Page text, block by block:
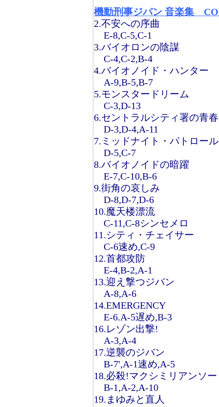
機動刑事ジバン 音楽集
2.不安への序曲
E-8,C-5,C-1
3.バイオロンの陰謀
C-4,C-2,B-4
4.バイオノイド・ハンター
A-9,B-5,B-7
5.モンスタードリーム
C-3,D-13
6.セントラルシティ署の青春
D-3,D-4,A-11
7.ミッドナイト・パトロール
D-5,C-7
8.バイオノイドの暗躍
E-7,C-10,B-6
9.街角の哀しみ
D-8,D-7,D-6
10.魔天楼漂流
C-11,C-8シンセメロ
11.シティ・チェイサー
C-6速め,C-9
12.首都攻防
E-4,B-2,A-1
13.迎え撃つジバン
A-8,A-6
14.EMERGENCY
E-6.A-5遅め,B-3
16.レゾン出撃!
A-3,A-4
17.逆襲のジバン
B-7',A-1速め,A-5
18.必殺!マクシミリアンソ
B-1,A-2,A-10
19.まゆみと直人